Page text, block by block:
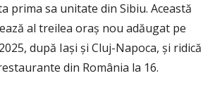
prima sa unitate din Sibiu. Această
al treilea oraș nou adăugat pe
după Iași și Cluj-Napoca, și ridică
din România la 16.